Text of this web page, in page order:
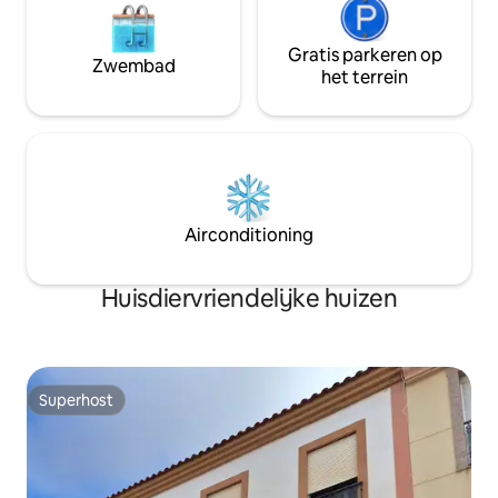
Zwembad
Gratis parkeren op
het terrein
Airconditioning
Huisdiervriendelijke huizen
Superhost
Superhost